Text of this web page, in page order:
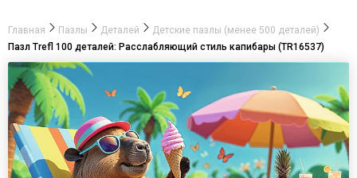
Главная Пазлы Деталей
Детские пазлы (менее 500 деталей)
Пазл Trefl 100 деталей: Расслабляющий стиль капибары (TR16537)